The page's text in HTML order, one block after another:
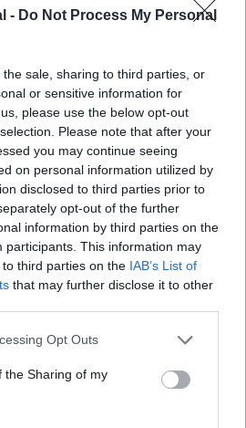
- Do Not Process My Personal
sale, sharing to third parties, or
or sensitive information for
please use the below opt-out
Please note that after your
you may continue seeing
on personal information utilized by
disclosed to third parties prior to
opt-out of the further
information by third parties on the
participants. This information may
third parties on the IAB’s List of
that may further disclose it to other
Opt Outs
the Sharing of my
em Ribeira de Pena, e no
sensibilizar a população para a
e incentivar a adoção de
Para isso, contará com a
profissionais e entidades da
informações,
essenciais para a
com a saúde.
Notícias de Vila Real
torne-se assinante do nosso